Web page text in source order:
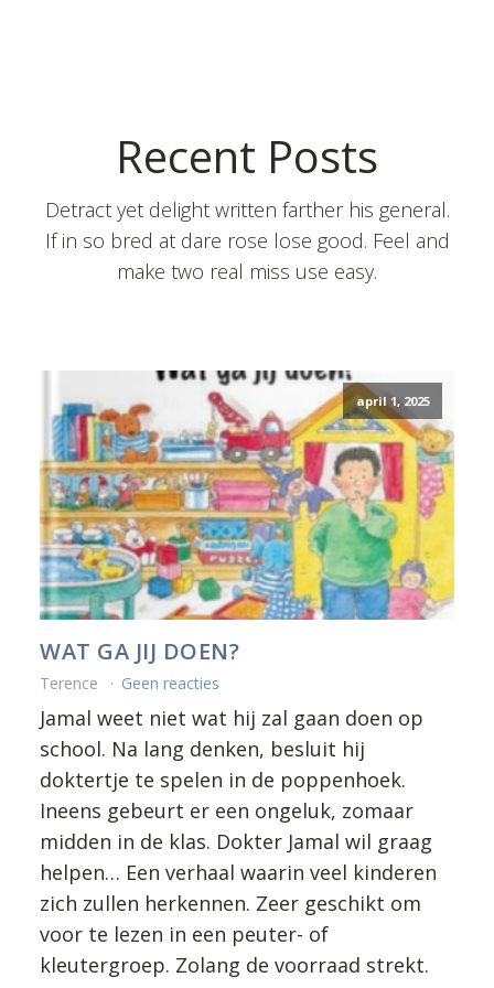
Recent Posts
Detract yet delight written farther his general.
If in so bred at dare rose lose good. Feel and
make two real miss use easy.
april 1, 2025
WAT GA JIJ DOEN?
Terence Geen reacties
Jamal weet niet wat hij zal gaan doen op
school. Na lang denken, besluit hij
doktertje te spelen in de poppenhoek.
Ineens gebeurt er een ongeluk, zomaar
midden in de klas. Dokter Jamal wil graag
helpen… Een verhaal waarin veel kinderen
zich zullen herkennen. Zeer geschikt om
voor te lezen in een peuter- of
kleutergroep. Zolang de voorraad strekt.